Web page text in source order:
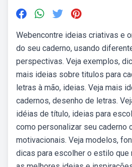
Webencontre ideias criativas e
do seu caderno, usando
perspectivas. Veja exemplos,
mais ideias sobre titulos para
letras à mão, ideias. Veja mais
cadernos, desenho de letras.
idéias de título, ideias para
como personalizar seu caderno
motivacionais. Veja modelos,
dicas para escolher o estilo que